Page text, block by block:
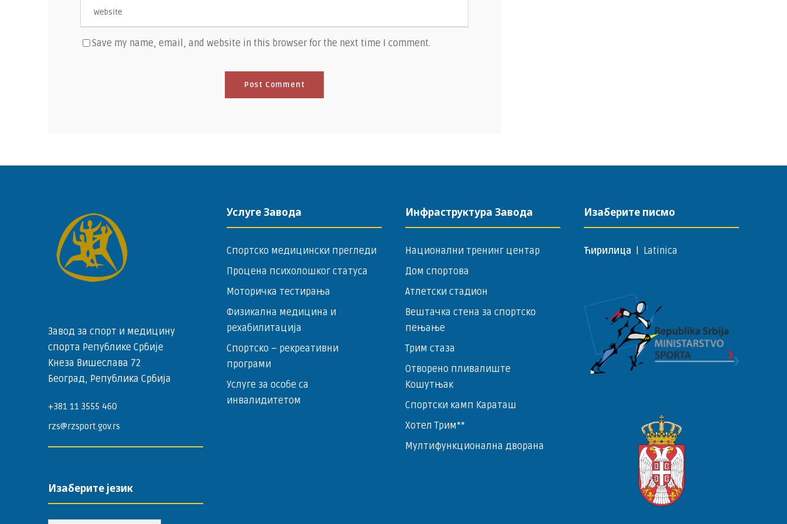
Save my name, email, and website in this browser for the next time I comment.
Завод за спорт и медицину
спорта Републике Србије
Кнеза Вишеслава 72
Београд, Република Србија
+381 11 3555 460
rzs@rzsport.gov.rs
Изаберите језик
Услуге Завода
Спортско медицински прегледи
Процена психолошког статуса
Моторичка тестирања
Физикална медицина и
рехабилитација
Спортско – ­рекреативни
програми
Услуге за особе са
инвалидитетом
Инфраструктура Завода
Национални тренинг центар
Дом спортова
Атлетски стадион
Вештачка стена за спортско
пењање
Трим стаза
Отворено пливалиште
Кошутњак
Спортски камп Караташ
Хотел Трим**
Мултифункционална дворана
Изаберите писмо
Ћирилица Latinica